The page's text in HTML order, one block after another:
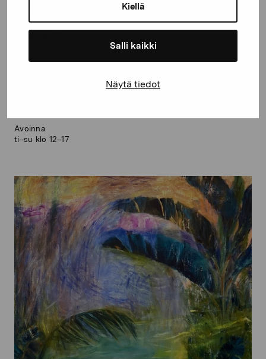
Kiellä
Salli kaikki
Näytä tiedot
Ilmainen
Elverket
ti–su klo 11–17
Avoinna
ti–su klo 12–17